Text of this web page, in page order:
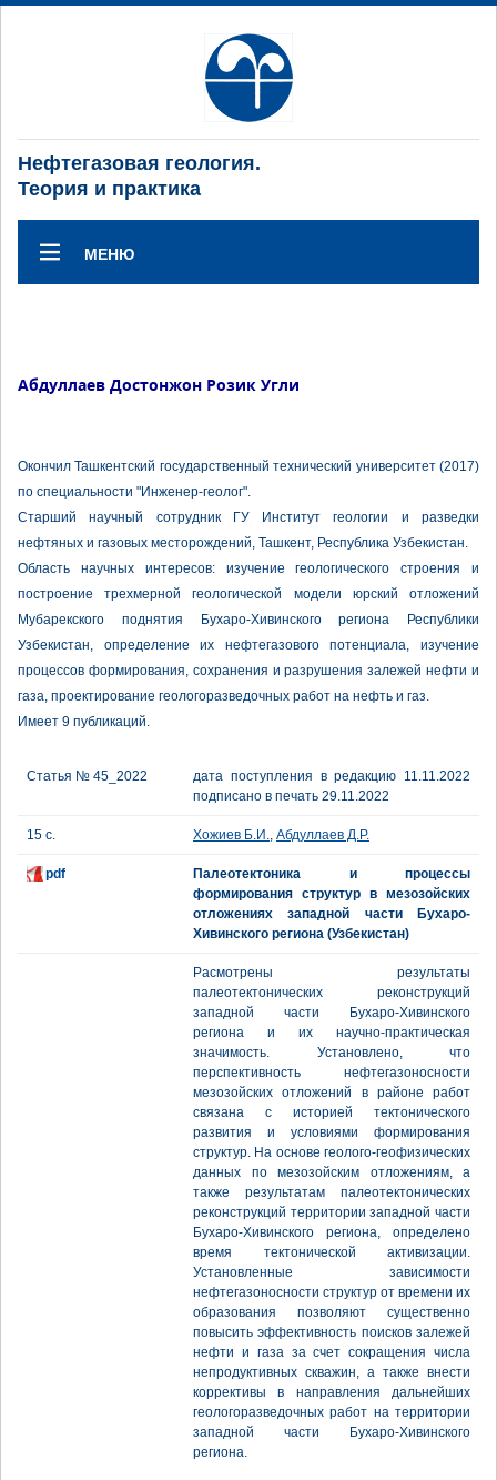
Нефтегазовая геология.
Теория и практика
МЕНЮ
Абдуллаев Достонжон Розик Угли
Окончил Ташкентский государственный технический университет (2017)
по специальности "Инженер-геолог".
Старший научный сотрудник ГУ Институт геологии и разведки
нефтяных и газовых месторождений, Ташкент, Республика Узбекистан.
Область научных интересов: изучение геологического строения и
построение трехмерной геологической модели юрский отложений
Мубарекского поднятия Бухаро-Хивинского региона Республики
Узбекистан, определение их нефтегазового потенциала, изучение
процессов формирования, сохранения и разрушения залежей нефти и
газа, проектирование геологоразведочных работ на нефть и газ.
Имеет 9 публикаций.
Статья № 45_2022
дата поступления в редакцию 11.11.2022
подписано в печать 29.11.2022
15 с. Хожиев Б.И., Абдуллаев Д.Р.
pdf
Палеотектоника и процессы
формирования структур в мезозойских
отложениях западной части Бухаро-
Хивинского региона (Узбекистан)
Расмотрены результаты
палеотектонических реконструкций
западной части Бухаро-Хивинского
региона и их научно-практическая
значимость. Установлено, что
перспективность нефтегазоносности
мезозойских отложений в районе работ
связана с историей тектонического
развития и условиями формирования
структур. На основе геолого-геофизических
данных по мезозойским отложениям, а
также результатам палеотектонических
реконструкций территории западной части
Бухаро-Хивинского региона, определено
время тектонической активизации.
Установленные зависимости
нефтегазоносности структур от времени их
образования позволяют существенно
повысить эффективность поисков залежей
нефти и газа за счет сокращения числа
непродуктивных скважин, а также внести
коррективы в направления дальнейших
геологоразведочных работ на территории
западной части Бухаро-Хивинского
региона.